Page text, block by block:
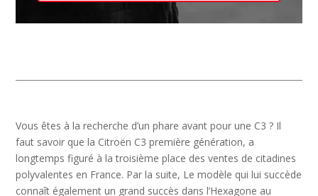
Vous êtes à la recherche d’un phare avant pour une C3 ? Il
faut savoir que la Citroën C3 première génération, a
longtemps figuré à la troisième place des ventes de citadines
polyvalentes en France. Par la suite, Le modèle qui lui succède
connaît également un grand succès dans l’Hexagone au